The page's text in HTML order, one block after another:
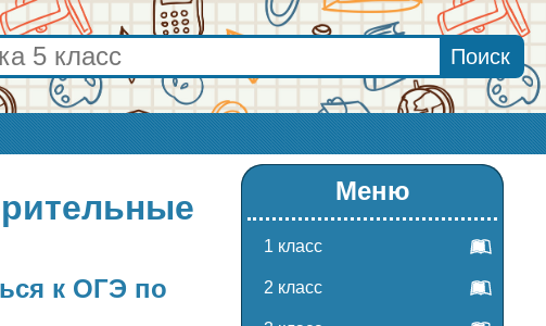
к ОГЭ по
Меню
1 класс
2 класс